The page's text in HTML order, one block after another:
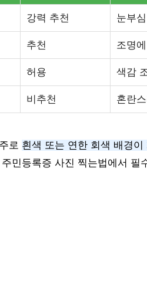
강력 추천 눈부
추천 조명
허용 색감
비추천 혼란
로 흰색 또는 연한 회색 배경이
민등록증 사진 찍는법에서 필